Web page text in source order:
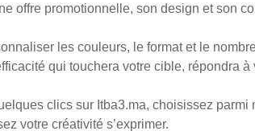
offre promotionnelle, son design et son
les couleurs, le format et le
qui touchera votre cible, répondra
clics sur Itba3.ma, choisissez parmi
votre créativité s’exprimer.